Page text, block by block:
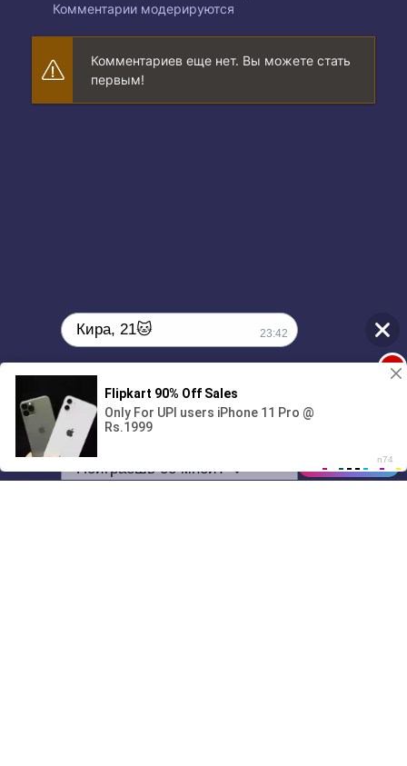
Комментарии модерируются
Комментариев еще нет. Вы можете стать
первым!
01/07
00:00
Кира, 21🐱 23:42
Поиграешь со мной? 💖🐾
1